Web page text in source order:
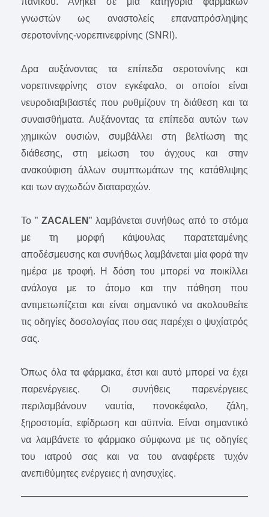
γνωστών ως αναστολείς επαναπρόσληψης
σεροτονίνης-νορεπινεφρίνης (SNRI).
Δρα αυξάνοντας τα επίπεδα σεροτονίνης και
νορεπινεφρίνης στον εγκέφαλο, οι οποίοι είναι
νευροδιαβιβαστές που ρυθμίζουν τη διάθεση και τα
συναισθήματα. Αυξάνοντας τα επίπεδα αυτών των
χημικών ουσιών, συμβάλλει στη βελτίωση της
διάθεσης, στη μείωση του άγχους και στην
ανακούφιση άλλων συμπτωμάτων της κατάθλιψης
και των αγχωδών διαταραχών.
Το ” ZACALEN” λαμβάνεται συνήθως από το στόμα
με τη μορφή κάψουλας παρατεταμένης
αποδέσμευσης και συνήθως λαμβάνεται μία φορά την
ημέρα με τροφή. Η δόση του μπορεί να ποικίλλει
ανάλογα με το άτομο και την πάθηση που
αντιμετωπίζεται και είναι σημαντικό να ακολουθείτε
τις οδηγίες δοσολογίας που σας παρέχει ο ψυχίατρός
σας.
Όπως όλα τα φάρμακα, έτσι και αυτό μπορεί να έχει
παρενέργειες. Οι συνήθεις παρενέργειες
περιλαμβάνουν ναυτία, πονοκέφαλο, ζάλη,
ξηροστομία, εφίδρωση και αϋπνία. Είναι σημαντικό
να λαμβάνετε το φάρμακο σύμφωνα με τις οδηγίες
του ιατρού σας και να του αναφέρετε τυχόν
ανεπιθύμητες ενέργειες ή ανησυχίες.